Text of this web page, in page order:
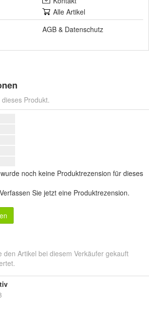
Alle Artikel
AGB & Datenschutz
Produkt.
noch keine Produktrezension für dieses
Verfassen Sie jetzt eine Produktrezension.
den Artikel bei diesem Verkäufer gekauft